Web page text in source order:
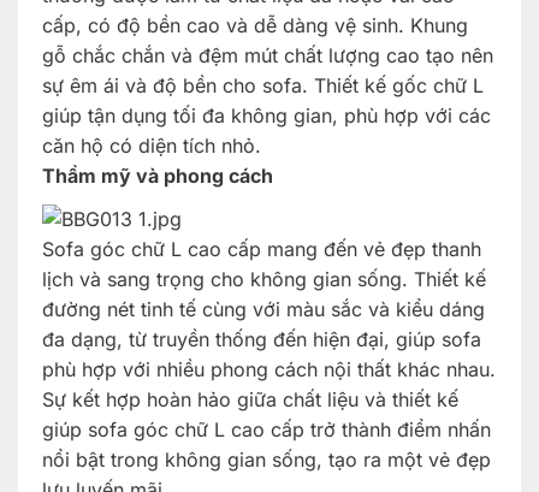
cấp, có độ bền cao và dễ dàng vệ sinh. Khung
gỗ chắc chắn và đệm mút chất lượng cao tạo nên
sự êm ái và độ bền cho sofa. Thiết kế gốc chữ L
giúp tận dụng tối đa không gian, phù hợp với các
căn hộ có diện tích nhỏ.
Thẩm mỹ và phong cách
Sofa góc chữ L cao cấp mang đến vẻ đẹp thanh
lịch và sang trọng cho không gian sống. Thiết kế
đường nét tinh tế cùng với màu sắc và kiểu dáng
đa dạng, từ truyền thống đến hiện đại, giúp sofa
phù hợp với nhiều phong cách nội thất khác nhau.
Sự kết hợp hoàn hảo giữa chất liệu và thiết kế
giúp sofa góc chữ L cao cấp trở thành điểm nhấn
nổi bật trong không gian sống, tạo ra một vẻ đẹp